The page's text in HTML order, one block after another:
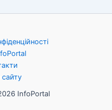
InfoPortal